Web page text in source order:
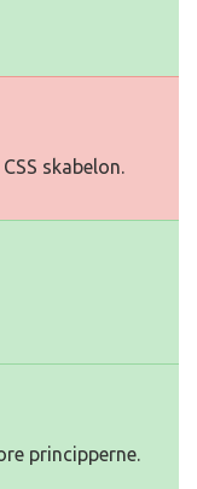
skabelon.
principperne.